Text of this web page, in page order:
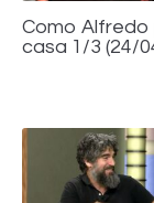
Como Alfredo
casa 1/3 (24/